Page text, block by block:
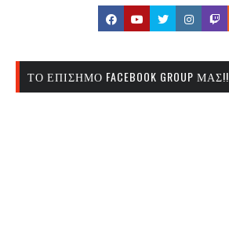
ΤΟ ΕΠΊΣΗΜΟ FACEBOOK GROUP ΜΑΣ!!